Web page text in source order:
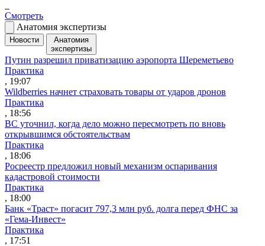
Смотреть
Анатомия экспертизы
Новости
Анатомия
экспертизы
Путин разрешил приватизацию аэропорта Шереметьево
Практика
, 19:07
Wildberries начнет страховать товары от ударов дронов
Практика
, 18:56
ВС уточнил, когда дело можно пересмотреть по вновь
открывшимся обстоятельствам
Практика
, 18:06
Росреестр предложил новый механизм оспаривания
кадастровой стоимости
Практика
, 18:00
Банк «Траст» погасит 797,3 млн руб. долга перед ФНС за
«Гема-Инвест»
Практика
, 17:51